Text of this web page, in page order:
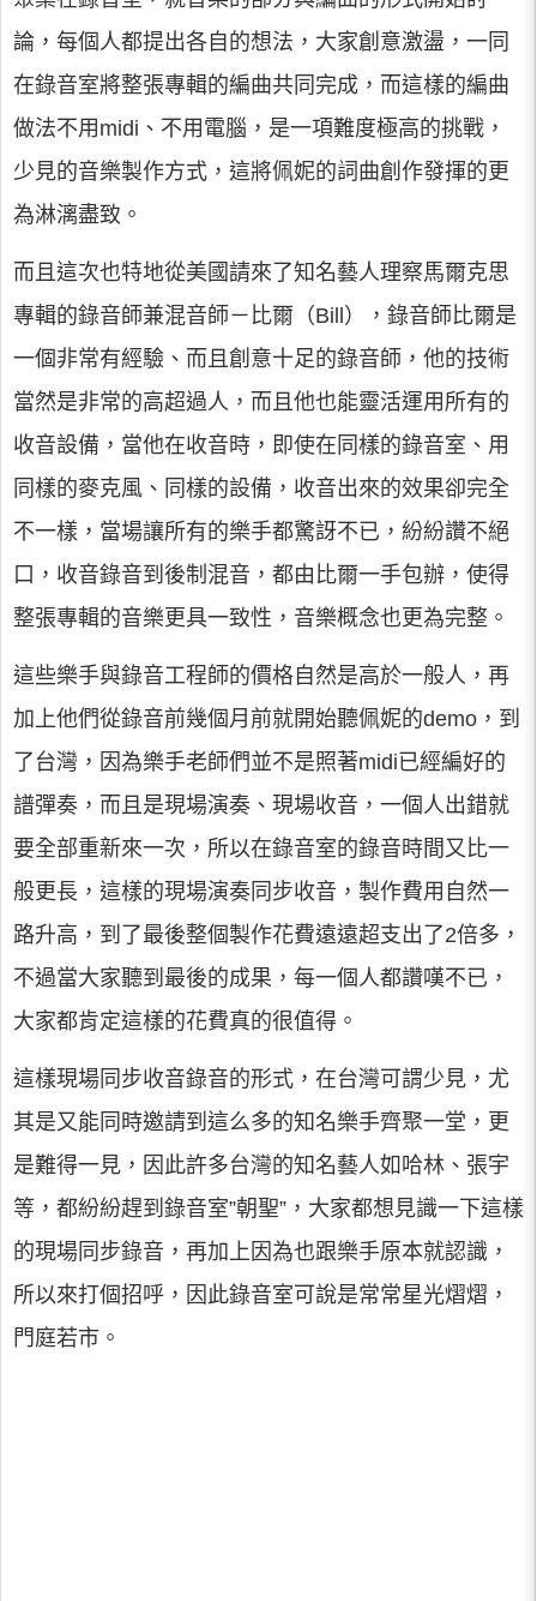
論，每個人都提出各自的想法，大家創意激盪，一同
在錄音室將整張專輯的編曲共同完成，而這樣的編曲
做法不用midi、不用電腦，是一項難度極高的挑戰，
少見的音樂製作方式，這將佩妮的詞曲創作發揮的更
為淋漓盡致。
而且這次也特地從美國請來了知名藝人理察馬爾克思
專輯的錄音師兼混音師－比爾（Bill），錄音師比爾是
一個非常有經驗、而且創意十足的錄音師，他的技術
當然是非常的高超過人，而且他也能靈活運用所有的
收音設備，當他在收音時，即使在同樣的錄音室、用
同樣的麥克風、同樣的設備，收音出來的效果卻完全
不一樣，當場讓所有的樂手都驚訝不已，紛紛讚不絕
口，收音錄音到後制混音，都由比爾一手包辦，使得
整張專輯的音樂更具一致性，音樂概念也更為完整。
這些樂手與錄音工程師的價格自然是高於一般人，再
加上他們從錄音前幾個月前就開始聽佩妮的demo，到
了台灣，因為樂手老師們並不是照著midi已經編好的
譜彈奏，而且是現場演奏、現場收音，一個人出錯就
要全部重新來一次，所以在錄音室的錄音時間又比一
般更長，這樣的現場演奏同步收音，製作費用自然一
路升高，到了最後整個製作花費遠遠超支出了2倍多，
不過當大家聽到最後的成果，每一個人都讚嘆不已，
大家都肯定這樣的花費真的很值得。
這樣現場同步收音錄音的形式，在台灣可謂少見，尤
其是又能同時邀請到這么多的知名樂手齊聚一堂，更
是難得一見，因此許多台灣的知名藝人如哈林、張宇
等，都紛紛趕到錄音室”朝聖”，大家都想見識一下這樣
的現場同步錄音，再加上因為也跟樂手原本就認識，
所以來打個招呼，因此錄音室可說是常常星光熠熠，
門庭若市。